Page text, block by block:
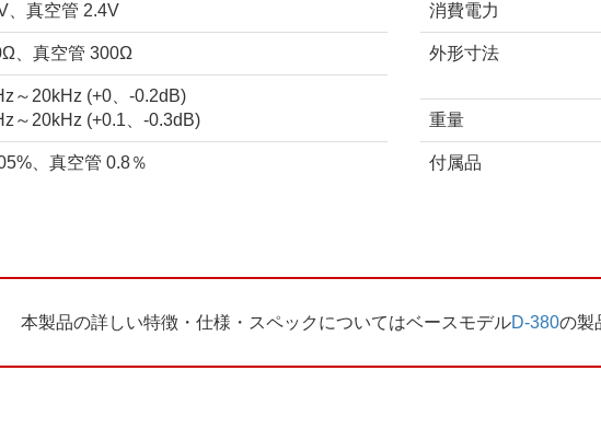
、真空管 2.4V
、真空管 300Ω
～20kHz (+0、-0.2dB)
～20kHz (+0.1、-0.3dB)
、真空管 0.8％
消費電力
外形寸法
重量
付属品
本製品の詳しい特徴・仕様・スペックについてはベースモデルD-380の製